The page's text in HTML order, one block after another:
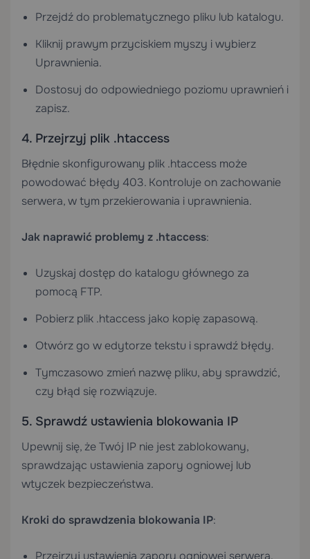
Przejdź do problematycznego pliku lub katalogu.
Kliknij prawym przyciskiem myszy i wybierz
Uprawnienia.
Dostosuj do odpowiedniego poziomu uprawnień i
zapisz.
4. Przejrzyj plik .htaccess
Błędnie skonfigurowany plik .htaccess może
powodować błędy 403. Kontroluje on zachowanie
serwera, w tym przekierowania i uprawnienia.
Jak naprawić problemy z .htaccess:
Uzyskaj dostęp do katalogu głównego za
pomocą FTP.
Pobierz plik .htaccess jako kopię zapasową.
Otwórz go w edytorze tekstu i sprawdź błędy.
Tymczasowo zmień nazwę pliku, aby sprawdzić,
czy błąd się rozwiązuje.
5. Sprawdź ustawienia blokowania IP
Upewnij się, że Twój IP nie jest zablokowany,
sprawdzając ustawienia zapory ogniowej lub
wtyczek bezpieczeństwa.
Kroki do sprawdzenia blokowania IP:
Przejrzyj ustawienia zapory ogniowej serwera.